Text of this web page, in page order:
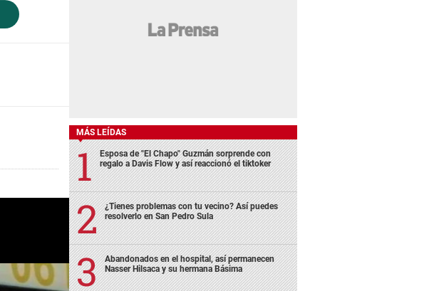
MÁS LEÍDAS
Esposa de "El Chapo" Guzmán sorprende con
regalo a Davis Flow y así reaccionó el tiktoker
¿Tienes problemas con tu vecino? Así puedes
resolverlo en San Pedro Sula
Abandonados en el hospital, así permanecen
Nasser Hilsaca y su hermana Básima